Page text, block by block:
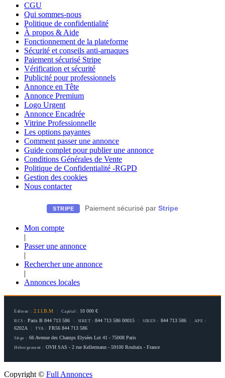
CGU
Qui sommes-nous
Politique de confidentialité
À propos & Aide
Fonctionnement de la plateforme
Sécurité et conseils anti-arnaques
Paiement sécurisé Stripe
Vérification et sécurité
Publicité pour professionnels
Annonce en Tête
Annonce Premium
Logo Urgent
Annonce Encadrée
Vitrine Professionnelle
Les options payantes
Comment passer une annonce
Guide complet pour publier une annonce
Conditions Générales de Vente
Politique de Confidentialité -RGPD
Gestion des cookies
Nous contacter
STRIPE Paiement sécurisé par Stripe
Mon compte
|
Passer une annonce
|
Rechercher une annonce
|
Annonces locales
Éditeur : 2.I.I.B.M Capital : 10 000 €
RCS : Paris B 844 713 586 SIRET : 844 713 586 00015 SIREN : 844 713 586 APE :
6202A TVA : FR56 844 713 586
Siège : 66 Avenue des Champs Elysées Lot 41 - 75008 Paris
Hébergement : OVH SAS - 2 rue Kellermann - 59100 Roubaix - France
Copyright © Full Annonces